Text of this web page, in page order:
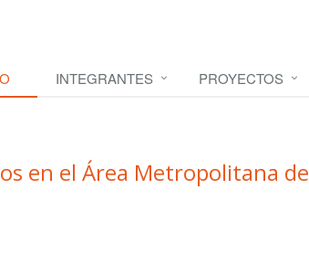
INTEGRANTES PROYECTOS
en el Área Metropolitana de